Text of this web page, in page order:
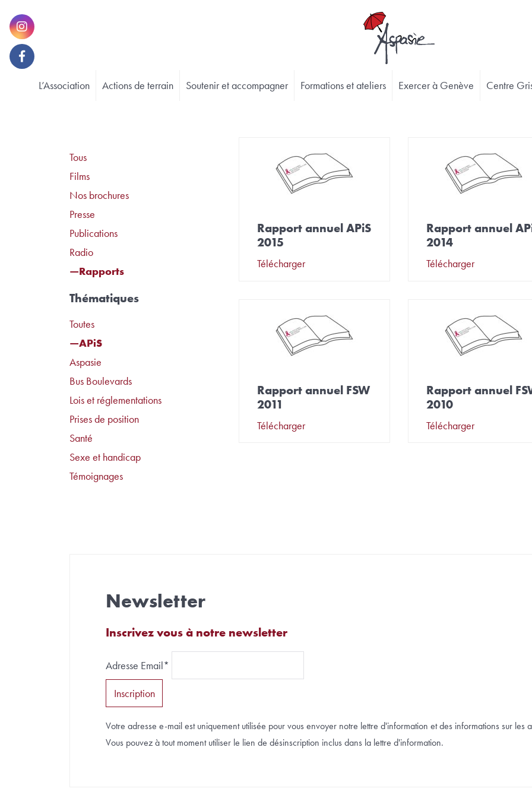
L’Association Actions de terrain Soutenir et accompagner Formations et ateliers Exercer à Genève Centre
Tous
Films
Nos brochures
Presse
Publications
Radio
Rapports
Thématiques
Toutes
APiS
Aspasie
Bus Boulevards
Lois et réglementations
Prises de position
Santé
Sexe et handicap
Témoignages
Rapport annuel APiS
2015
Télécharger
Rapport annuel
2014
Télécharger
Rapport annuel FSW
2011
Télécharger
Rapport annuel
2010
Télécharger
Newsletter
Inscrivez vous à notre newsletter
Adresse Email*
Votre adresse e-mail est uniquement utilisée pour vous envoyer notre lettre d'information et des informations sur les
Vous pouvez à tout moment utiliser le lien de désinscription inclus dans la lettre d'information.